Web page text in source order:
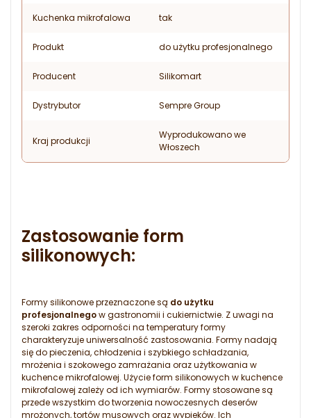
Kuchenka mikrofalowa tak
Produkt do użytku profesjonalnego
Producent Silikomart
Dystrybutor Sempre Group
Kraj produkcji
Wyprodukowano we
Włoszech
Zastosowanie form
silikonowych:
Formy silikonowe przeznaczone są do użytku
profesjonalnegow gastronomii i cukiernictwie. Z uwagi na
szeroki zakres odporności na temperatury formy
charakteryzuje uniwersalność zastosowania. Formy nadają
się do pieczenia, chłodzenia i szybkiego schładzania,
mrożenia i szokowego zamrażania oraz użytkowania w
kuchence mikrofalowej. Użycie form silikonowych w kuchence
mikrofalowej zależy od ich wymiarów. Formy stosowane są
przede wszystkim do tworzenia nowoczesnych deserów
mrożonych, tortów musowych oraz wypieków. Ich